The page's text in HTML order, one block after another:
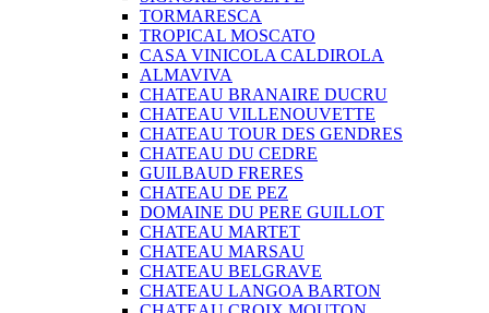
TORMARESCA
TROPICAL MOSCATO
CASA VINICOLA CALDIROLA
ALMAVIVA
CHATEAU BRANAIRE DUCRU
CHATEAU VILLENOUVETTE
CHATEAU TOUR DES GENDRES
CHATEAU DU CEDRE
GUILBAUD FRERES
CHATEAU DE PEZ
DOMAINE DU PERE GUILLOT
CHATEAU MARTET
CHATEAU MARSAU
CHATEAU BELGRAVE
CHATEAU LANGOA BARTON